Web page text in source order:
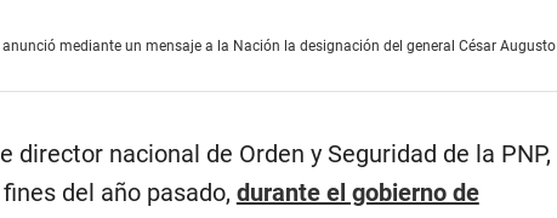
mediante un mensaje a la Nación la designación del general César Augusto
director nacional de Orden y Seguridad de la PNP,
del año pasado, durante el gobierno de